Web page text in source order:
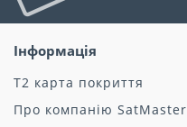
Інформація
Т2 карта покриття
Про компанію SatMaster